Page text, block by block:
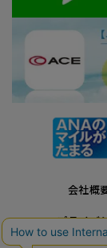
会社概
プライバ